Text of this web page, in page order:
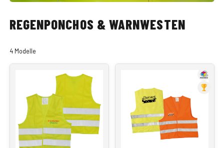
REGENPONCHOS & WARNWESTEN
4 Modelle